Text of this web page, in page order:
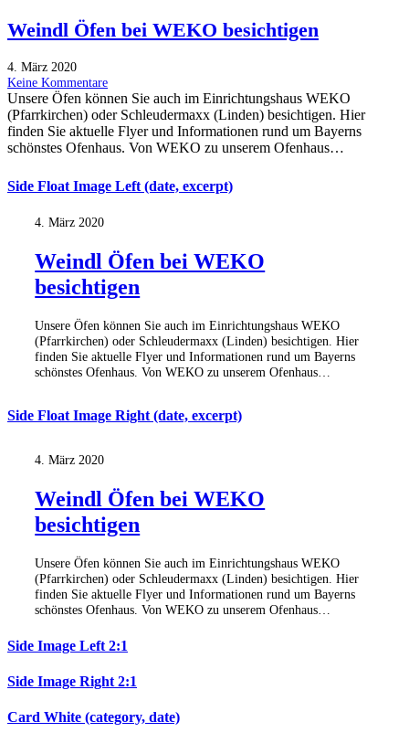
Weindl Öfen bei WEKO besichtigen
4. März 2020
Keine Kommentare
Unsere Öfen können Sie auch im Einrichtungshaus WEKO
(Pfarrkirchen) oder Schleudermaxx (Linden) besichtigen. Hier
finden Sie aktuelle Flyer und Informationen rund um Bayerns
schönstes Ofenhaus. Von WEKO zu unserem Ofenhaus…
Side Float Image Left (date, excerpt)
4. März 2020
Weindl Öfen bei WEKO
besichtigen
Unsere Öfen können Sie auch im Einrichtungshaus WEKO
(Pfarrkirchen) oder Schleudermaxx (Linden) besichtigen. Hier
finden Sie aktuelle Flyer und Informationen rund um Bayerns
schönstes Ofenhaus. Von WEKO zu unserem Ofenhaus…
Side Float Image Right (date, excerpt)
4. März 2020
Weindl Öfen bei WEKO
besichtigen
Unsere Öfen können Sie auch im Einrichtungshaus WEKO
(Pfarrkirchen) oder Schleudermaxx (Linden) besichtigen. Hier
finden Sie aktuelle Flyer und Informationen rund um Bayerns
schönstes Ofenhaus. Von WEKO zu unserem Ofenhaus…
Side Image Left 2:1
Side Image Right 2:1
Card White (category, date)